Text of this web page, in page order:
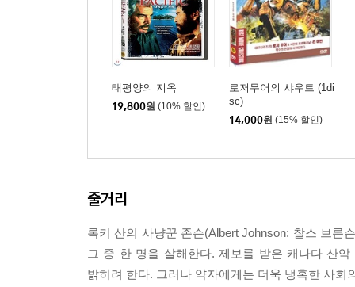
태평양의 지옥
19,800원 (10% 할인)
로저무어의 샤우트 (1di
sc)
14,000원 (15% 할인)
줄거리
록키 산의 사냥꾼 존슨(Albert Johnson: 찰스 브론
그 중 한 명을 살해한다. 제보를 받은 캐나다 산
밝히려 한다. 그러나 약자에게는 더욱 냉혹한 사